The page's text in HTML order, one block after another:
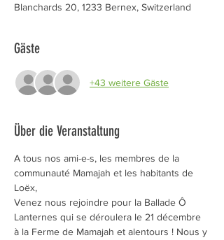
Blanchards 20, 1233 Bernex, Switzerland
Gäste
+43 weitere Gäste
Über die Veranstaltung
A tous nos ami-e-s, les membres de la
communauté Mamajah et les habitants de
Loëx,
Venez nous rejoindre pour la Ballade Ô
Lanternes qui se déroulera le 21 décembre
à la Ferme de Mamajah et alentours ! Nous y